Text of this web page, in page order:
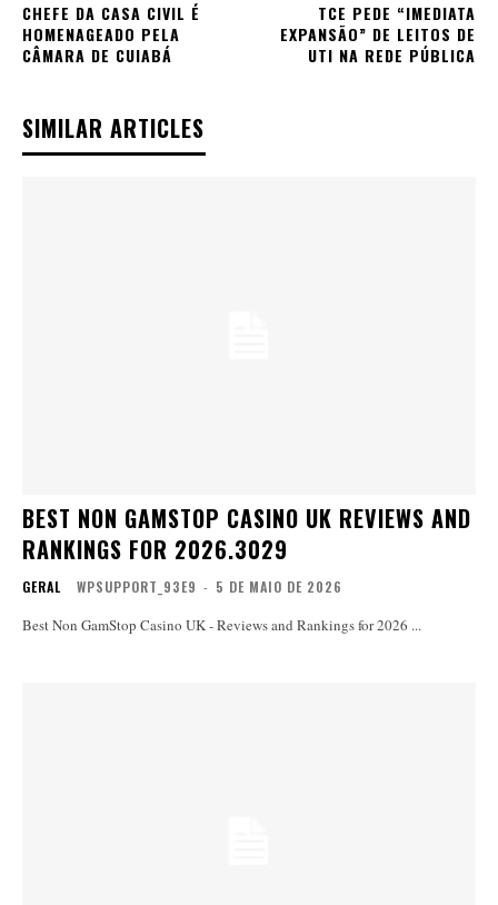
CHEFE DA CASA CIVIL É
HOMENAGEADO PELA
CÂMARA DE CUIABÁ
TCE PEDE “IMEDIATA
EXPANSÃO” DE LEITOS DE
UTI NA REDE PÚBLICA
SIMILAR ARTICLES
BEST NON GAMSTOP CASINO UK REVIEWS AND
RANKINGS FOR 2026.3029
GERAL WPSUPPORT_93E9 - 5 DE MAIO DE 2026
Best Non GamStop Casino UK - Reviews and Rankings for 2026 ...